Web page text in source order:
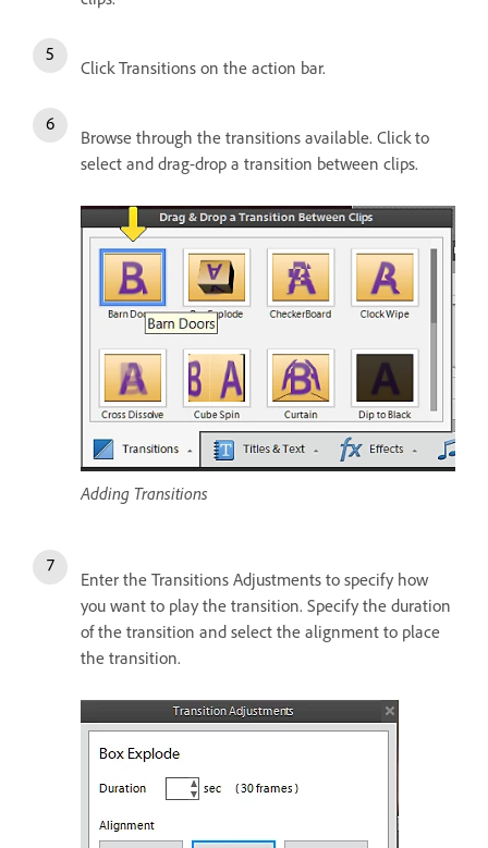
Click Transitions on the action bar.
Browse through the transitions available. Click to
select and drag-drop a transition between clips.
Adding Transitions
Enter the Transitions Adjustments to specify how
you want to play the transition. Specify the duration
of the transition and select the alignment to place
the transition.